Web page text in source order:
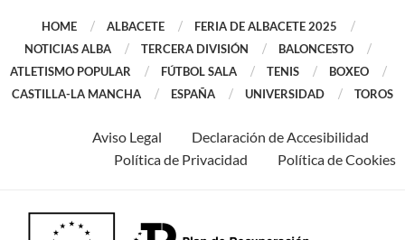
HOME ALBACETE
FERIA DE ALBACETE 2025
NOTICIAS ALBA
TERCERA DIVISIÓN
BALONCESTO
ATLETISMO POPULAR
FÚTBOL SALA TENIS
BOXEO
CASTILLA-LA MANCHA
ESPAÑA UNIVERSIDAD TOROS
Aviso Legal
Declaración de Accesibilidad
Política de Privacidad
Política de Cookies